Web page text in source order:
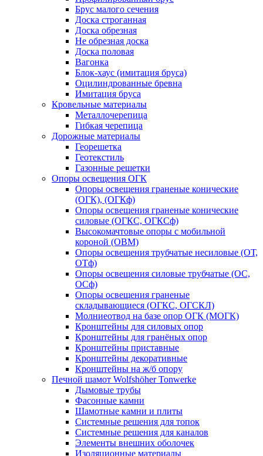
Брус малого сечения
Доска строганная
Доска обрезная
Не обрезная доска
Доска половая
Вагонка
Блок-хаус (имитация бруса)
Оцилиндрованные бревна
Имитация бруса
Кровельные материалы
Металлочерепица
Гибкая черепица
Дорожные материалы
Георешетка
Геотекстиль
Газонные решетки
Опоры освещения ОГК
Опоры освещения граненые конические
(ОГК), (ОГКф)
Опоры освещения граненые конические
силовые (ОГКС, ОГКСф)
Высокомачтовые опоры с мобильной
короной (ОВМ)
Опоры освещения трубчатые несиловые (ОТ,
ОТф)
Опоры освещения силовые трубчатые (ОС,
ОСф)
Опоры освещения граненые
складывающиеся (ОГКС, ОГСКЛ)
Молниеотвод на базе опор ОГК (МОГК)
Кронштейны для силовых опор
Кронштейны для гранёных опор
Кронштейны приставные
Кронштейны декоративные
Кронштейны на ж/б опору
Печной шамот Wolfshöher Tonwerke
Дымовые трубы
Фасонные камни
Шамотные камни и плиты
Системные решения для топок
Системные решения для каналов
Элементы внешних оболочек
Изоляционные материалы